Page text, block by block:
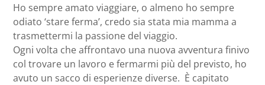
Ho sempre amato viaggiare, o almeno ho sempre
odiato ‘stare ferma’, credo sia stata mia mamma a
trasmettermi la passione del viaggio.
Ogni volta che affrontavo una nuova avventura finivo
col trovare un lavoro e fermarmi più del previsto, ho
avuto un sacco di esperienze diverse. È capitato